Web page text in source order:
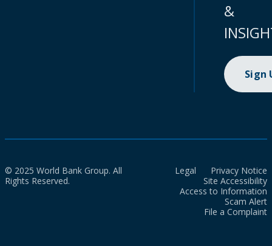
&
Sign
© 2025 World Bank Group. All
Rights Reserved.
Legal
Privacy Notice
Site Accessibility
Access to Information
Scam Alert
File a Complaint